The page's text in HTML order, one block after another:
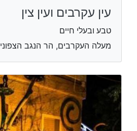
עין עקרבים ועין צין
טבע ובעלי חיים
מעלה העקרבים, הר הנגב הצפוני